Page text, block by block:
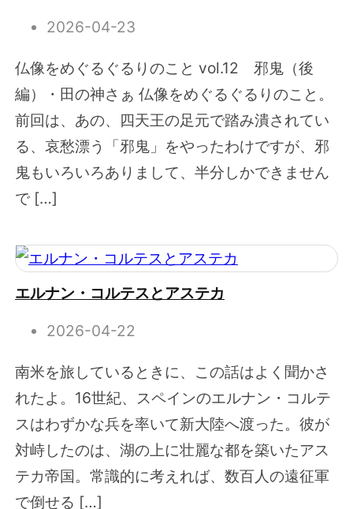
2026-04-23
仏像をめぐるぐるりのこと vol.12 邪鬼（後
編）・田の神さぁ 仏像をめぐるぐるりのこと。
前回は、あの、四天王の足元で踏み潰されてい
る、哀愁漂う「邪鬼」をやったわけですが、邪
鬼もいろいろありまして、半分しかできません
で […]
エルナン・コルテスとアステカ
2026-04-22
南米を旅しているときに、この話はよく聞かさ
れたよ。16世紀、スペインのエルナン・コルテ
スはわずかな兵を率いて新大陸へ渡った。彼が
対峙したのは、湖の上に壮麗な都を築いたアス
テカ帝国。常識的に考えれば、数百人の遠征軍
で倒せる […]